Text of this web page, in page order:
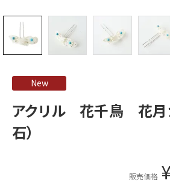
New
アクリル 花千鳥 花月
石）
販売価格